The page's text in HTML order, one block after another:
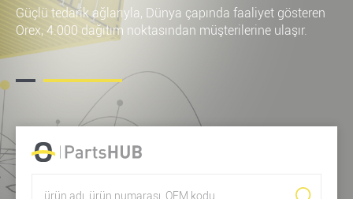
Güçlü tedarik ağlarıyla, Dünya çapında faaliyet gösteren
Orex, 4.000 dağıtım noktasından müşterilerine ulaşır.